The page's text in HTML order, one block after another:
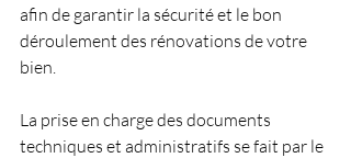
afin de garantir la sécurité et le bon
déroulement des rénovations de votre
bien.
La prise en charge des documents
techniques et administratifs se fait par le